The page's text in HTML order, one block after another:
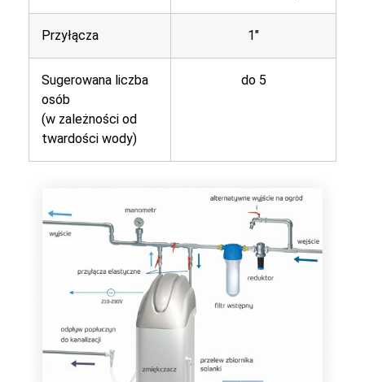
Przyłącza 1″
Sugerowana liczba
osób
(w zależności od
twardości wody)
do 5